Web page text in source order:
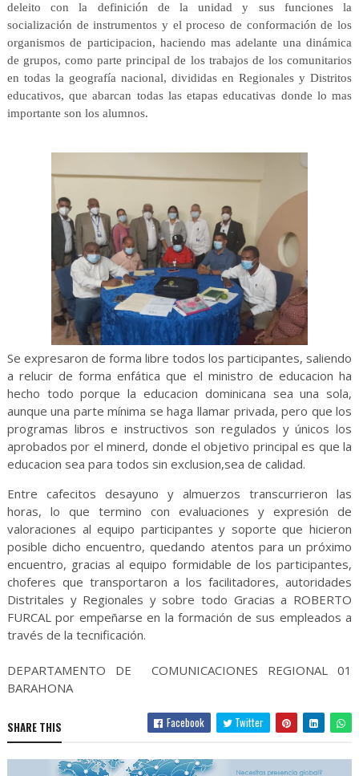
deleito con la definición de la unidad y sus funciones la
socialización de instrumentos y el proceso de conformación de los
organismos de participacion, haciendo mas adelante una dinámica
de grupos, como parte principal de los trabajos de los comunitarios
en todas la geografía nacional, divididas en Regionales y Distritos
educativos, que abarcan todas las etapas educativas donde lo mas
importante son los alumnos.
Se expresaron de forma libre todos los participantes, saliendo
a relucir de forma enfática que el ministro de educacion ha
hecho todo porque la educacion dominicana sea una sola,
aunque una parte mínima se haga llamar privada, pero que los
programas libros e instructivos son regulados y únicos los
aprobados por el minerd, donde el objetivo principal es que la
educacion sea para todos sin exclusion,sea de calidad.
Entre cafecitos desayuno y almuerzos transcurrieron las
horas, lo que termino con evaluaciones y expresión de
valoraciones al equipo participantes y soporte que hicieron
posible dicho encuentro, quedando atentos para un próximo
encuentro, gracias al equipo formidable de los participantes,
choferes que transportaron a los facilitadores, autoridades
Distritales y Regionales y sobre todo Gracias a ROBERTO
FURCAL por empeñarse en la formación de sus empleados a
través de la tecnificación.
DEPARTAMENTO DE COMUNICACIONES REGIONAL 01
BARAHONA
SHARE THIS Facebook Twitter